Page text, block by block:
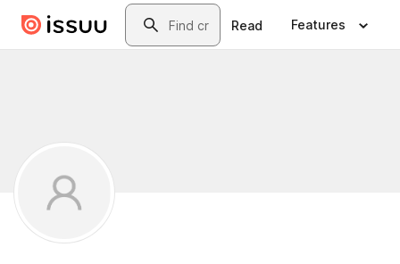
Skip to main contentSearch
Read Features